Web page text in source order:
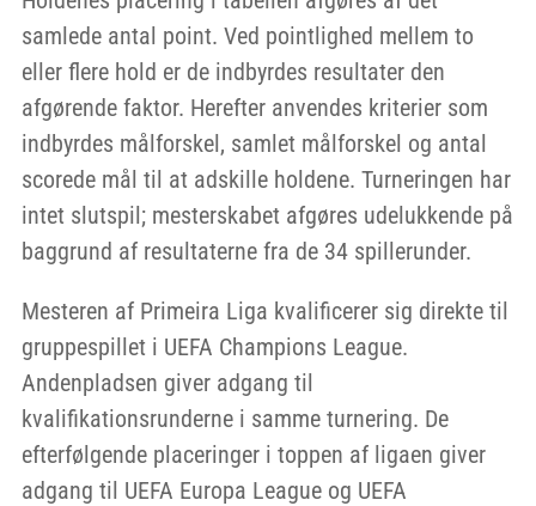
samlede antal point. Ved pointlighed mellem to
eller flere hold er de indbyrdes resultater den
afgørende faktor. Herefter anvendes kriterier som
indbyrdes målforskel, samlet målforskel og antal
scorede mål til at adskille holdene. Turneringen har
intet slutspil; mesterskabet afgøres udelukkende på
baggrund af resultaterne fra de 34 spillerunder.
Mesteren af Primeira Liga kvalificerer sig direkte til
gruppespillet i UEFA Champions League.
Andenpladsen giver adgang til
kvalifikationsrunderne i samme turnering. De
efterfølgende placeringer i toppen af ligaen giver
adgang til UEFA Europa League og UEFA